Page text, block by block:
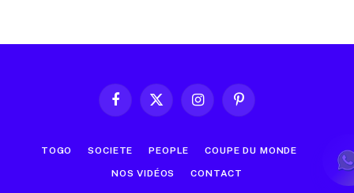
FacebookX
InstagramPinterest
TOGO SOCIETE PEOPLE COUPE DU MONDE
NOS VIDÉOS CONTACT